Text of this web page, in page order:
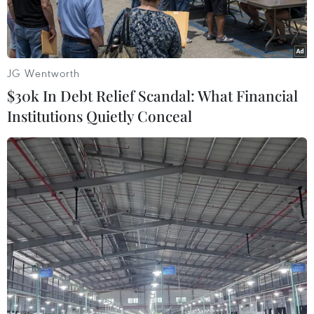
Hơn 600m đường nối từ đường 40m trong Khu đô thị Tây Hồ
Tây ra đường Hoàng Quốc Việt đã được thông xe tháng
10/2019. (Ảnh: Thành Đạt/TTXVN)
Theo Nghị định 96/2019/NĐ-CP quy định về
khung giá đất vừa được Chính phủ ban hành,
mức giá tối đa đối với đất ở Hà Nội và Thành
phố Hồ Chí Minh là 162 triệu đồng/m2.
JG Wentworth
$30k In Debt Relief Scandal: What Financial
Institutions Quietly Conceal